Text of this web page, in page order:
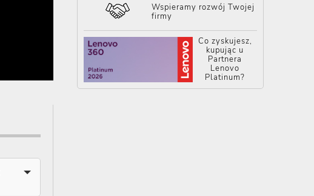
Wspieramy rozwój Twojej
firmy
Co zyskujesz,
kupując u
Partnera
Lenovo
Platinum?